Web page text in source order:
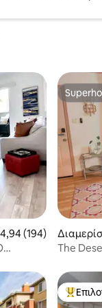
βαθμολογία: 4,94
4,94 (194)
ικία
The Desert Rose